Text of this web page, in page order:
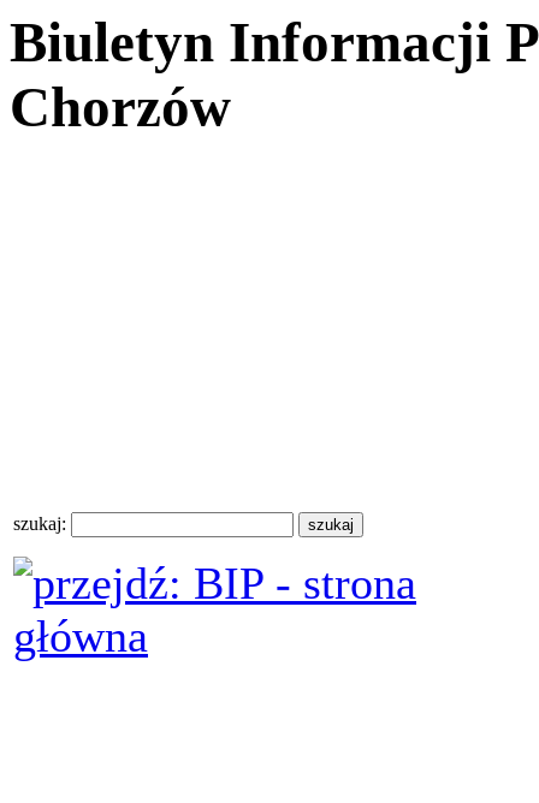
Biuletyn Informacji
Chorzów
szukaj: